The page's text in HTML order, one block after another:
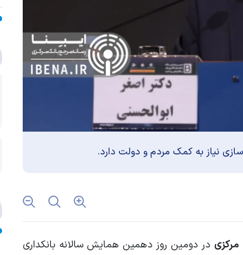
نیاز به کمک مردم و دولت دارد.
مرکزیدر دومین روز دهمین همایش سالانه بانکداری